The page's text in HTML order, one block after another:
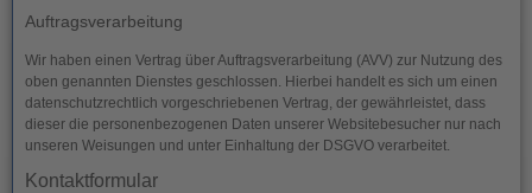
Auftragsverarbeitung
Wir haben einen Vertrag über Auftragsverarbeitung (AVV) zur Nutzung des
oben genannten Dienstes geschlossen. Hierbei handelt es sich um einen
datenschutzrechtlich vorgeschriebenen Vertrag, der gewährleistet, dass
dieser die personenbezogenen Daten unserer Websitebesucher nur nach
unseren Weisungen und unter Einhaltung der DSGVO verarbeitet.
Kontaktformular